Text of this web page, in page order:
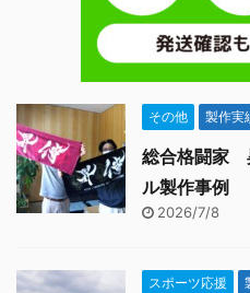
その他 製作実
総合格闘家
ル製作事例
2026/7/8
スポーツ応援